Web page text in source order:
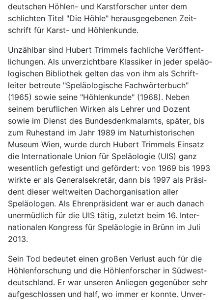
deutschen Höhlen- und Karst­forscher unter dem
schlichten Titel "Die Höhle" heraus­ge­gebenen Zeit­
schrift für Karst- und Höhlen­kunde.
Unzähl­bar sind Hubert Trimmels fach­liche Ver­öffent­
lichungen. Als un­ver­zicht­bare Klassiker in jeder speläo­
logischen Biblio­thek gelten das von ihm als Schrift­
leiter be­treute "Speläologische Fach­wörter­buch"
(1965) sowie seine "Höhlen­kunde" (1968). Neben
seinem beruf­lichen Wirken als Lehrer und Dozent
sowie im Dienst des Bundes­denk­mal­amts, später, bis
zum Ruhe­stand im Jahr 1989 im Natur­historischen
Museum Wien, wurde durch Hubert Trimmels Ein­satz
die Inter­nationale Union für Speläologie (UIS) ganz
wesent­lich ge­festigt und ge­fördert: von 1969 bis 1993
wirkte er als General­sekretär, dann bis 1997 als Präsi­
dent dieser welt­weiten Dach­organi­sation aller
Speläologen. Als Ehren­präsident war er auch da­nach
un­ermüd­lich für die UIS tätig, zu­letzt beim 16. Inter­
nationalen Kon­gress für Speläo­logie in Brünn im Juli
2013.
Sein Tod bedeutet einen großen Ver­lust auch für die
Höhlen­forschung und die Höhlen­forscher in Süd­west­
deutsch­land. Er war unseren An­liegen gegen­über sehr
auf­ge­schlos­sen und half, wo immer er konnte. Un­ver­